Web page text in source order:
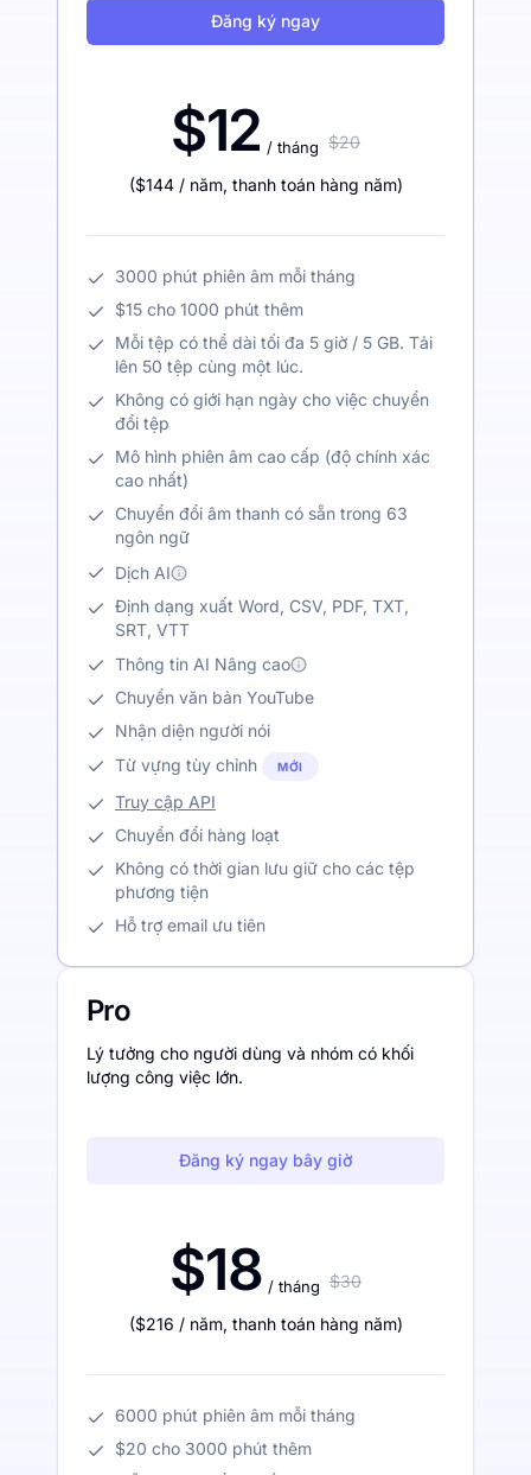
Đăng ký ngay
$12 / tháng $20
($144 / năm, thanh toán hàng năm)
3000 phút phiên âm mỗi tháng
$15 cho 1000 phút thêm
Mỗi tệp có thể dài tối đa 5 giờ / 5 GB. Tải
lên 50 tệp cùng một lúc.
Không có giới hạn ngày cho việc chuyển
đổi tệp
Mô hình phiên âm cao cấp (độ chính xác
cao nhất)
Chuyển đổi âm thanh có sẵn trong 63
ngôn ngữ
Dịch AI
Định dạng xuất Word, CSV, PDF, TXT,
SRT, VTT
Thông tin AI Nâng cao
Chuyển văn bản YouTube
Nhận diện người nói
Từ vựng tùy chỉnh
MỚI
Truy cập API
Chuyển đổi hàng loạt
Không có thời gian lưu giữ cho các tệp
phương tiện
Hỗ trợ email ưu tiên
Pro
Lý tưởng cho người dùng và nhóm có khối
lượng công việc lớn.
Đăng ký ngay bây giờ
$18 / tháng $30
($216 / năm, thanh toán hàng năm)
6000 phút phiên âm mỗi tháng
$20 cho 3000 phút thêm